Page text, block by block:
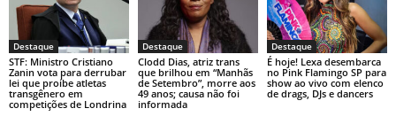
Destaque
STF: Ministro Cristiano
Zanin vota para derrubar
lei que proíbe atletas
transgênero em
competições de Londrina
Destaque
Clodd Dias, atriz trans
que brilhou em “Manhãs
de Setembro”, morre aos
49 anos; causa não foi
informada
Destaque
É hoje! Lexa desembarca
no Pink Flamingo SP para
show ao vivo com elenco
de drags, DJs e dancers